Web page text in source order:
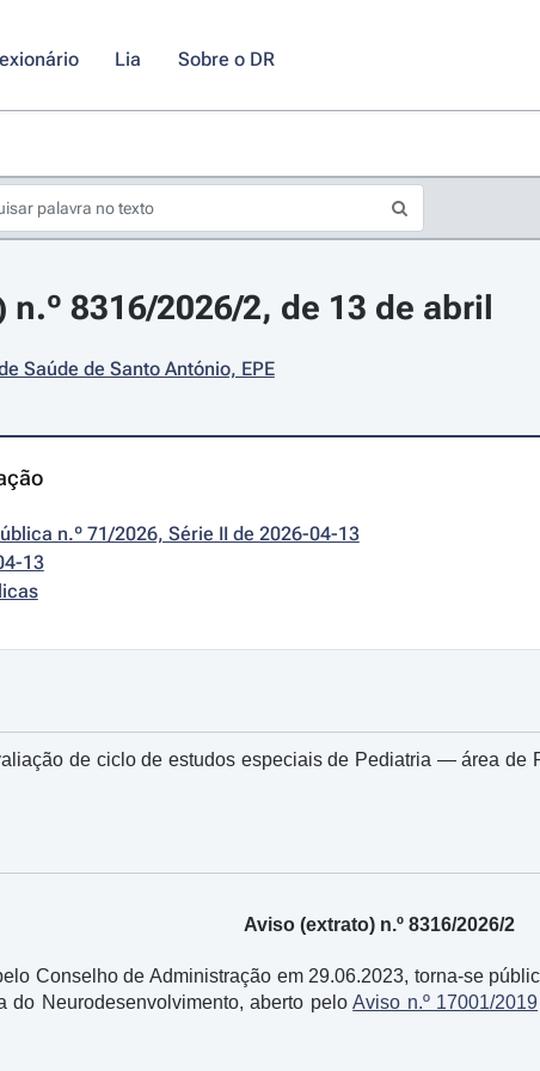
Lia Sobre o DR
8316/2026/2, de 13 de abril
Saúde de Santo António, EPE
n.º 71/2026, Série II de 2026-04-13
13
de ciclo de estudos especiais de Pediatria ― área de
Aviso (extrato) n.º 8316/2026/2
Conselho de Administração em 29.06.2023, torna-se
do Neurodesenvolvimento, aberto peloAviso n.º 17001/2019